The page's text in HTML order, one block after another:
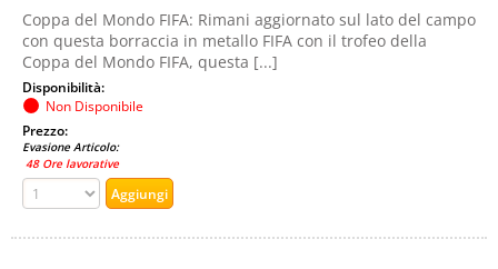
Coppa del Mondo FIFA: Rimani aggiornato sul lato del campo
con questa borraccia in metallo FIFA con il trofeo della
Coppa del Mondo FIFA, questa [...]
Disponibilità:
Non Disponibile
Prezzo:
Evasione Articolo:
48 Ore lavorative